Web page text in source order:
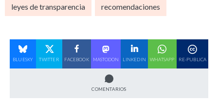
leyes de transparencia recomendaciones
BLUESKY TWITTER FACEBOOK MASTODON LINKEDIN WHATSAPP RE-PUBLICA
COMENTARIOS